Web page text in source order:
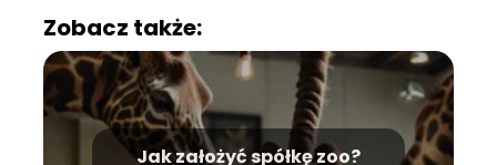
Zobacz także:
Jak założyć spółkę zoo?